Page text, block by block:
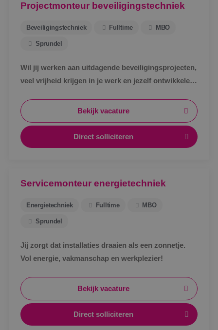
Projectmonteur beveiligingstechniek
Beveiligingstechniek Fulltime MBO
Sprundel
Wil jij werken aan uitdagende beveiligingsprojecten,
veel vrijheid krijgen in je werk en jezelf ontwikkelen
Bekijk vacature
Direct solliciteren
Servicemonteur energietechniek
Energietechniek Fulltime MBO
Sprundel
Jij zorgt dat installaties draaien als een zonnetje.
Vol energie, vakmanschap en werkplezier!
Bekijk vacature
Direct solliciteren